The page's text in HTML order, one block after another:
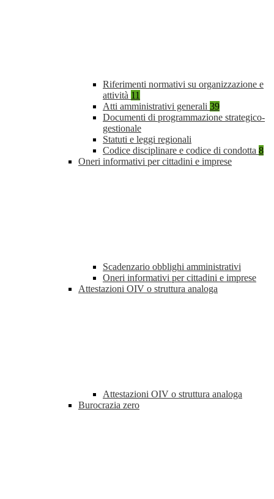
Riferimenti normativi su organizzazione e
attività 11
Atti amministrativi generali 39
Documenti di programmazione strategico-
gestionale
Statuti e leggi regionali
Codice disciplinare e codice di condotta 8
Oneri informativi per cittadini e imprese
Scadenzario obblighi amministrativi
Oneri informativi per cittadini e imprese
Attestazioni OIV o struttura analoga
Attestazioni OIV o struttura analoga
Burocrazia zero